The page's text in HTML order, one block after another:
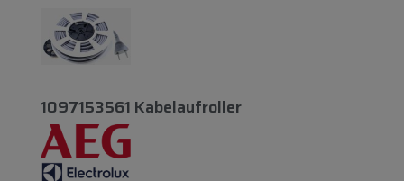
1097153561 Kabelaufroller